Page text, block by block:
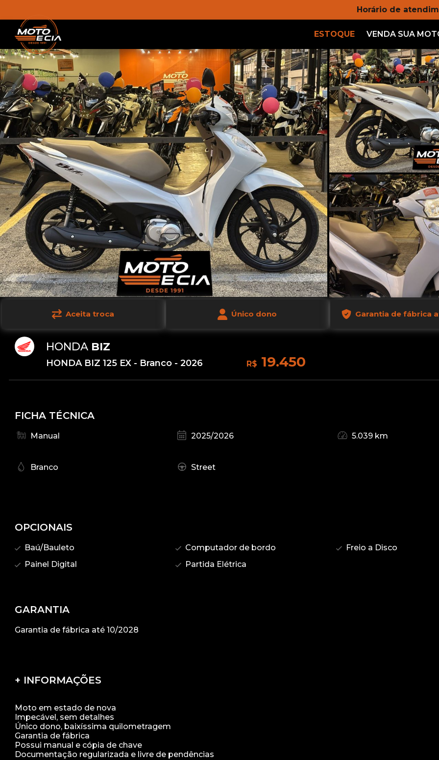
Horário de
ESTOQUE VENDA SUA
Aceita troca Único dono Garantia de fábrica
HONDA BIZ
HONDA BIZ 125 EX - Branco - 2026 R$ 19.450
FICHA TÉCNICA
Manual 2025/2026 5.039 km
Branco Street
OPCIONAIS
Baú/Bauleto Computador de bordo
Freio a Disco
Painel Digital
Partida Elétrica
GARANTIA
Garantia de fábrica até 10/2028
+ INFORMAÇÕES
Moto em estado de nova
Impecável, sem detalhes
Único dono, baixíssima quilometragem
Garantia de fábrica
Possui manual e cópia de chave
Documentação regularizada e livre de pendências